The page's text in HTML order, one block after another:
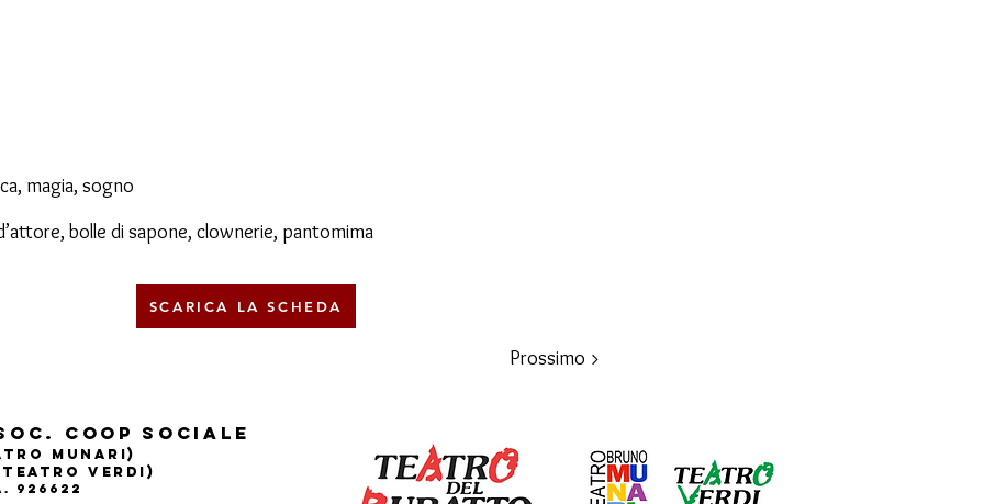
magia, sogno
bolle di sapone, clownerie, pantomima
SCARICA LA SCHEDA
Prossimo >
Coop sociale
Munari)
Verdi)
926622